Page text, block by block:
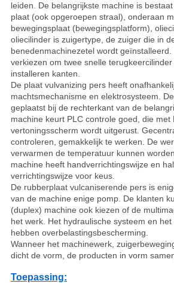
leiden. De belangrijkste machine is
plaat (ook opgeroepen straal), onderaan
bewegingsplaat (bewegingsplatform),
oliecilinder is zuigertype, de zuiger die in
benedenmachinezetel wordt geïnstalleerd.
verkiezen om twee snelle
installeren kanten.
De plaat vulvanizing pers heeft
machtsmechanisme en elektrosysteem.
geplaatst bij de rechterkant van de
machine keurt PLC controle goed, die met
vertoningsscherm wordt uitgerust.
controleren, gemakkelijk te werken. De
verwarmen de temperatuur kunnen
machine heeft handverrichtingswijze en
verrichtingswijze voor keus.
De rubberplaat vulcaniserende pers is
van de machine enige pomp. De klanten
(duplex) machine ook kiezen of de
het werk. Het hydraulische systeem en
hebben overbelastingsbescherming.
Wanneer het machinewerk,
dicht de vorm, de producten in vorm
Toepassing: